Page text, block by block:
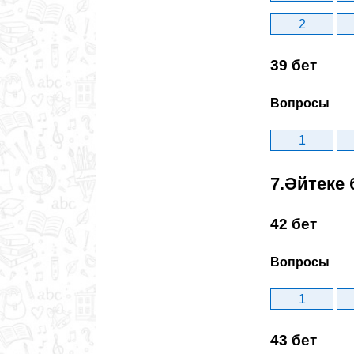
2
39 бет
Вопросы
1
7.Әйтеке
42 бет
Вопросы
1
43 бет